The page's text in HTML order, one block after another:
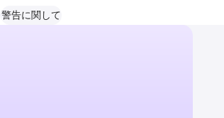
警告に関して